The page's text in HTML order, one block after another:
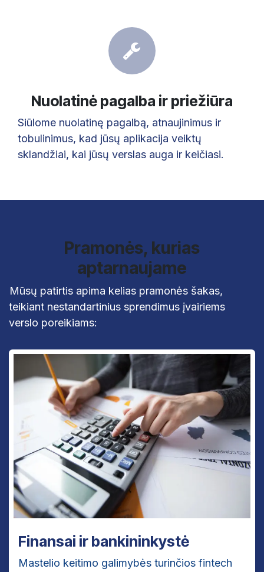
Nuolatinė pagalba ir priežiūra
Siūlome nuolatinę pagalbą, atnaujinimus ir
tobulinimus, kad jūsų aplikacija veiktų
sklandžiai, kai jūsų verslas auga ir keičiasi.
Pramonės, kurias
aptarnaujame
Mūsų patirtis apima kelias pramonės šakas,
teikiant nestandartinius sprendimus įvairiems
verslo poreikiams:
Finansai ir bankininkystė
Mastelio keitimo galimybės turinčios fintech